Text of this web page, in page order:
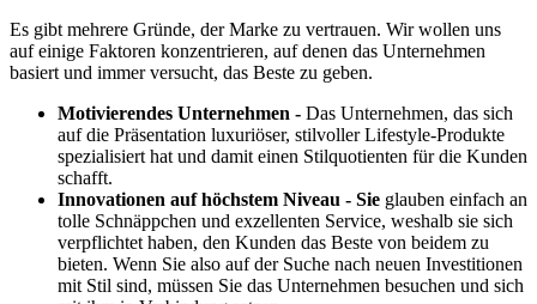
Es gibt mehrere Gründe, der Marke zu vertrauen. Wir wollen uns
auf einige Faktoren konzentrieren, auf denen das Unternehmen
basiert und immer versucht, das Beste zu geben.
Motivierendes Unternehmen - Das Unternehmen, das sich
auf die Präsentation luxuriöser, stilvoller Lifestyle-Produkte
spezialisiert hat und damit einen Stilquotienten für die Kunden
schafft.
Innovationen auf höchstem Niveau - Sie glauben einfach an
tolle Schnäppchen und exzellenten Service, weshalb sie sich
verpflichtet haben, den Kunden das Beste von beidem zu
bieten. Wenn Sie also auf der Suche nach neuen Investitionen
mit Stil sind, müssen Sie das Unternehmen besuchen und sich